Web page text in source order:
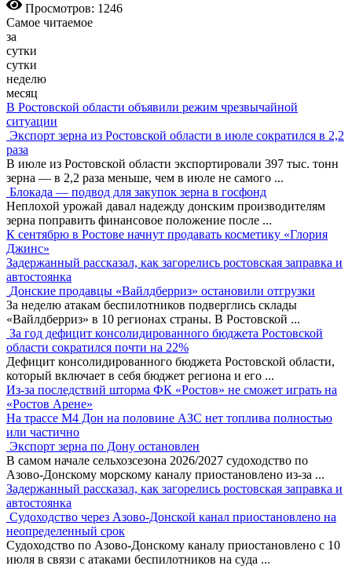
Просмотров: 1246
Самое читаемое
за
сутки
сутки
неделю
месяц
В Ростовской области объявили режим чрезвычайной
ситуации
Экспорт зерна из Ростовской области в июле сократился в 2,2
раза
В июле из Ростовской области экспортировали 397 тыс. тонн
зерна — в 2,2 раза меньше, чем в июле не самого ...
Блокада — подвод для закупок зерна в госфонд
Неплохой урожай давал надежду донским производителям
зерна поправить финансовое положение после ...
К сентябрю в Ростове начнут продавать косметику «Глория
Джинс»
Задержанный рассказал, как загорелись ростовская заправка и
автостоянка
Донские продавцы «Вайлдберриз» остановили отгрузки
За неделю атакам беспилотников подверглись склады
«Вайлдберриз» в 10 регионах страны. В Ростовской ...
За год дефицит консолидированного бюджета Ростовской
области сократился почти на 22%
Дефицит консолидированного бюджета Ростовской области,
который включает в себя бюджет региона и его ...
Из-за последствий шторма ФК «Ростов» не сможет играть на
«Ростов Арене»
На трассе М4 Дон на половине АЗС нет топлива полностью
или частично
Экспорт зерна по Дону остановлен
В самом начале сельхозсезона 2026/2027 судоходство по
Азово-Донскому морскому каналу приостановлено из-за ...
Задержанный рассказал, как загорелись ростовская заправка и
автостоянка
Судоходство через Азово-Донской канал приостановлено на
неопределенный срок
Судоходство по Азово-Донскому каналу приостановлено с 10
июля в связи с атаками беспилотников на суда ...